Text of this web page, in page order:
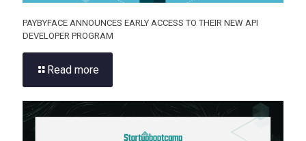
PAYBYFACE ANNOUNCES EARLY ACCESS TO THEIR NEW API
DEVELOPER PROGRAM
Read more